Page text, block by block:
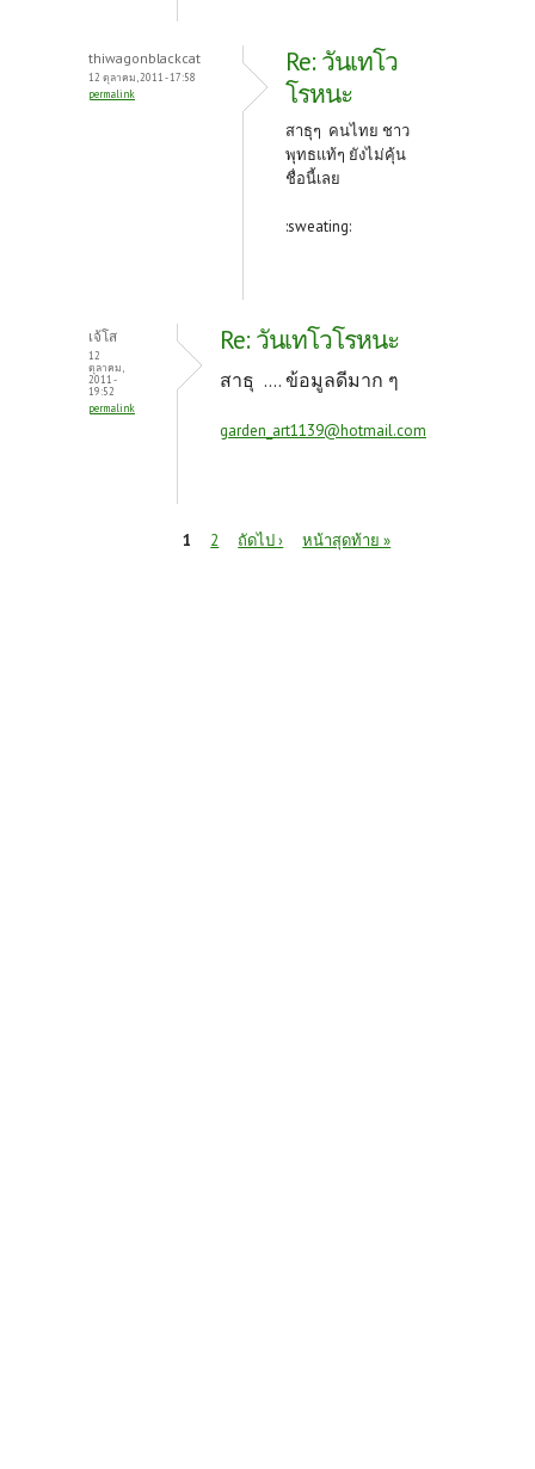
thiwagonblackcat
12 ตุลาคม, 2011 - 17:58
permalink
Re: วันเทโว
โรหนะ
สาธุๆ คนไทย ชาว
พุทธแท้ๆ ยังไม่คุ้น
ชื่อนี้เลย
:sweating:
เจ้โส
12
ตุลาคม,
2011 -
19:52
permalink
Re: วันเทโวโรหนะ
สาธุ .... ข้อมูลดีมาก ๆ
garden_art1139@hotmail.com
1 2 ถัดไป › หน้าสุดท้าย »